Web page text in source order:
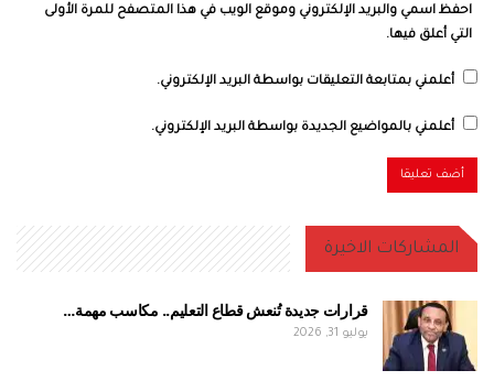
احفظ اسمي والبريد الإلكتروني وموقع الويب في هذا المتصفح للمرة الأولى
التي أعلق فيها.
أعلمني بمتابعة التعليقات بواسطة البريد الإلكتروني.
أعلمني بالمواضيع الجديدة بواسطة البريد الإلكتروني.
المشاركات الاخيرة
قرارات جديدة تُنعش قطاع التعليم.. مكاسب مهمة…
يوليو 31, 2026